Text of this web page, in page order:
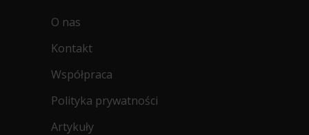
O nas
Kontakt
Współpraca
Polityka prywatności
Artykuły